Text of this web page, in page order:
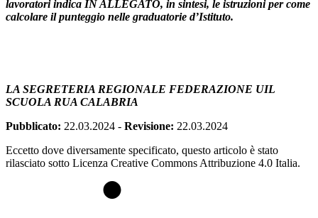
lavoratori indica IN ALLEGATO, in sintesi, le istruzioni per come
calcolare il punteggio nelle graduatorie d’Istituto.
LA SEGRETERIA REGIONALE FEDERAZIONE UIL
SCUOLA RUA CALABRIA
Pubblicato: 22.03.2024 - Revisione: 22.03.2024
Eccetto dove diversamente specificato, questo articolo è stato
rilasciato sotto Licenza Creative Commons Attribuzione 4.0 Italia.